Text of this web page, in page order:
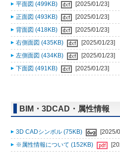
平面図 (499KB)
[2025/01/23]
正面図 (493KB)
[2025/01/23]
背面図 (418KB)
[2025/01/23]
右側面図 (435KB)
[2025/01/23]
左側面図 (434KB)
[2025/01/23]
下面図 (491KB)
[2025/01/23]
BIM・3DCAD・属性情報
3D CADシンボル (75KB)
[2025/
※属性情報について (152KB)